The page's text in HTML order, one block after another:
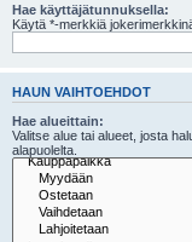
Hae käyttäjätunnuksella:
Käytä *-merkkiä
HAUN VAIHTOEHDOT
Hae alueittain:
Valitse alue tai alueet, josta
alapuolelta.